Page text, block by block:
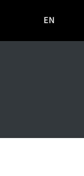
사이트로
EN